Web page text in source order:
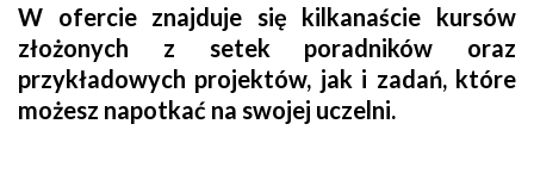
W ofercie znajduje się kilkanaście kursów
złożonych z setek poradników oraz
przykładowych projektów, jak i zadań, które
możesz napotkać na swojej uczelni.